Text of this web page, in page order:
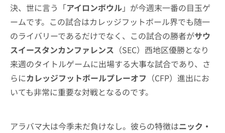
決、世に言う「アイロンボウル」が今週末一番の目玉ゲ
ームです。この試合はカレッジフットボール界でも随一
のライバリーであるだけでなく、この試合の勝者がサウ
スイースタンカンファレンス （SEC）西地区優勝となり
来週のタイトルゲームに出場する大事な試合であり、さ
らにカレッジフットボールプレーオフ （CFP）進出にお
いても非常に重要な対戦となるのです。
アラバマ大は今季未だ負けなし。彼らの特徴はニック・